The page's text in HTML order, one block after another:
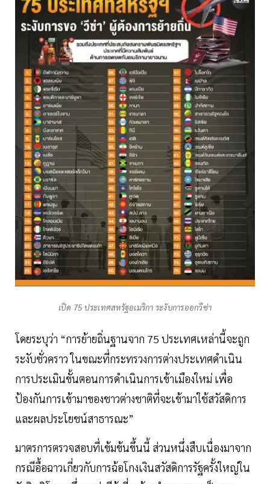
เปิด 75 ประเทศสหรัฐอเมริกา ระงับการออกวีซ่า
โดยระบุว่า “การย้ายถิ่นฐานจาก 75 ประเทศเหล่านี้จะถูก
ระงับชั่วคราว ในขณะที่กระทรวงการต่างประเทศดำเนิน
การประเมินขั้นตอนการดำเนินการเข้าเมืองใหม่ เพื่อ
ป้องกันการเข้ามาของชาวต่างชาติที่จะเข้ามาใช้สวัสดิการ
และผลประโยชน์สาธารณะ”
มาตรการตรวจสอบที่เข้มข้นขึ้นนี้ ส่วนหนึ่งสืบเนื่องมาจาก
กรณีอื้อฉาวเกี่ยวกับการฉ้อโกงเงินสวัสดิการรัฐครั้งใหญ่ใน